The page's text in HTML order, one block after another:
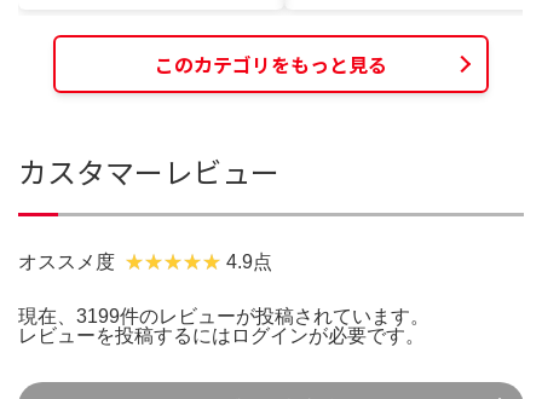
このカテゴリをもっと見る
カスタマーレビュー
オススメ度 4.9点
現在、3199件のレビューが投稿されています。
レビューを投稿するには ログインが必要です。